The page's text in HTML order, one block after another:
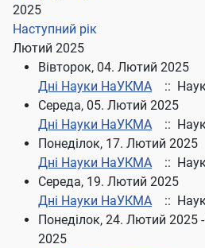
2025
Наступний рік
Лютий 2025
Вівторок, 04. Лютий 2025
Дні Науки НаУКМА
::
Середа, 05. Лютий 2025
Дні Науки НаУКМА
::
Понеділок, 17. Лютий 2025
Дні Науки НаУКМА
::
Середа, 19. Лютий 2025
Дні Науки НаУКМА
::
Понеділок, 24. Лютий 2025
2025